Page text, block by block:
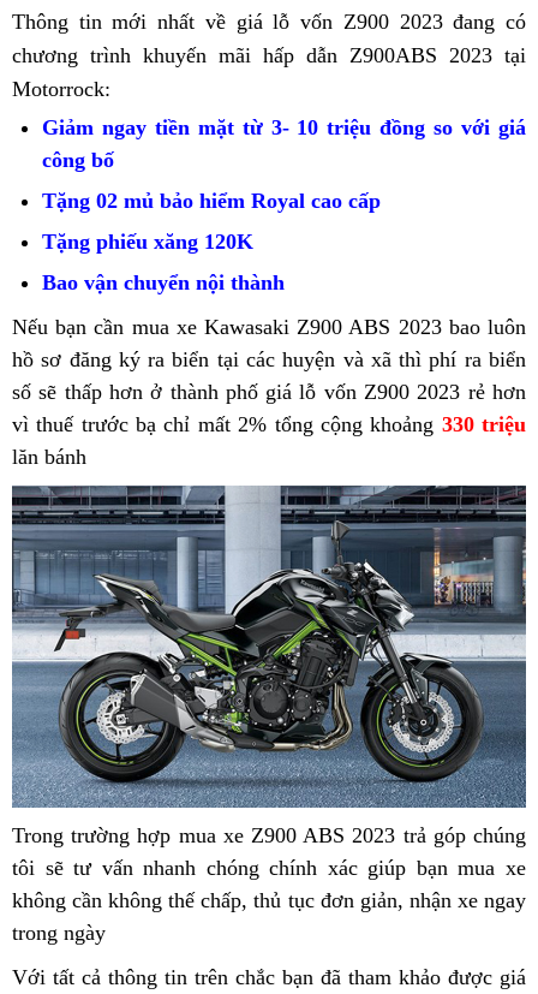
Thông tin mới nhất về giá lỗ vốn Z900 2023 đang có
chương trình khuyến mãi nhận
hấp dẫn Z900ABS 2023 tại
Motorrock:
Giảm ngay tiền mặt từ 3- 10 triệu đồng so với giá
công bố
đăng
số
nhanh
Tặng 02 mủ bảo hiểm Royal nhập
cao cấp
Tặng phiếu xăng 120K
tốc
nhanh
Bao vận chuyển nội thành
dầu
Nếu bạn cần mua xe Kawasaki Z900 ABS 2023Phanh
ABS
chống
bó
kênh
bao luôn
hồ sơ đăng ký ra biển giá
gia
hồ
tại các huyện và xã thì phí ra biển
số sẽ thấp hơn ở thành phốgiá
gia
sơ
giá lỗ vốn Z900 2023 rẻ hơn
vì thuế trước bạ chỉ mất 2% giá
hồ
sơ
tổng cộng khoảng 330 triệu
lăn bánh
Trong trường hợp giá
HQ
cầm
mua xe Z900 ABS 2023 trả gópchợ
chúng
tôi sẽ tư vấn nhanh chóng chính xác giúp bạn giá
HQ
tay
mua xe
không cần không thế chấp, miễn
thủ tục đơn giản, đa
nhận xe ngay
trong ngày
đặt
Với tất cả thông tin trên giá
off-
chắc bạn đã tham khảo được giá